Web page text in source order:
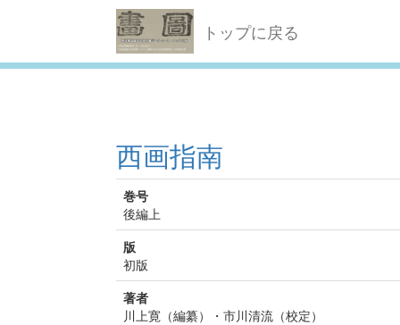
トップに戻る
西画指南
巻号
後編上
版
初版
著者
川上寛（編纂）・市川清流（校定）